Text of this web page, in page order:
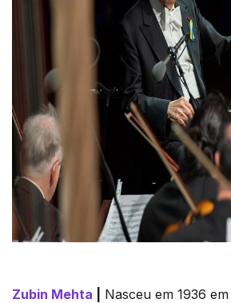
Zubin Mehta
Nasceu em 1936